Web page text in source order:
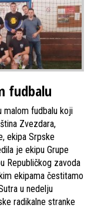
fudbalu
malom fudbalu koji
Zvezdara,
ekipa Srpske
je ekipu Grupe
Republičkog zavoda
ekipama čestitamo
u nedelju
radikalne stranke